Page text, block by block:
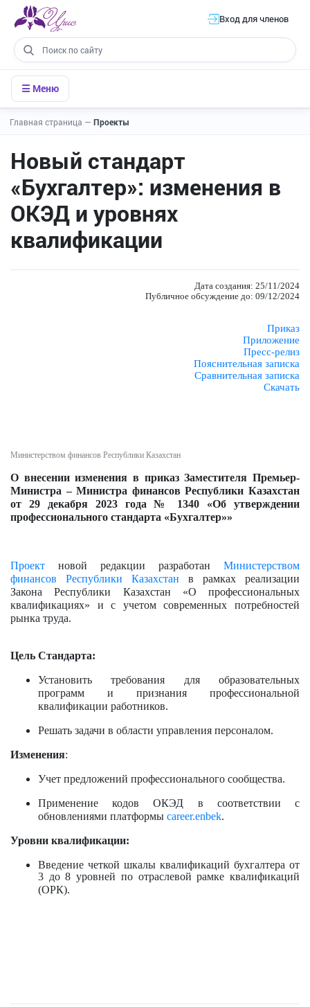
Вход для членов
☰ Меню
Главная страница — Проекты
Новый стандарт
«Бухгалтер»: изменения в
ОКЭД и уровнях
квалификации
Дата создания: 25/11/2024
Публичное обсуждение до: 09/12/2024
Приказ
Приложение
Пресс-релиз
Пояснительная записка
Сравнительная записка
Скачать
Министерством финансов Республики Казахстан
О внесении изменения в приказ Заместителя Премьер-
Министра– Министра финансов Республики Казахстан
от 29 декабря 2023 года№ 1340 «Об утверждении
профессионального стандарта «Бухгалтер»»
Проект новой редакции разработан Министерством
финансов Республики Казахстан в рамках реализации
Закона Республики Казахстан «О профессиональных
квалификациях» и с учетом современных потребностей
рынка труда.
Цель Стандарта:
Установить требования для образовательных
программ и признания профессиональной
квалификации работников.
Решать задачи в области управления персоналом.
Изменения:
Учет предложений профессионального сообщества.
Применение кодов ОКЭД в соответствии с
обновлениями платформы career.enbek.
Уровни квалификации:
Введение четкой шкалы квалификаций бухгалтера от
3 до 8 уровней по отраслевой рамке квалификаций
(ОРК).